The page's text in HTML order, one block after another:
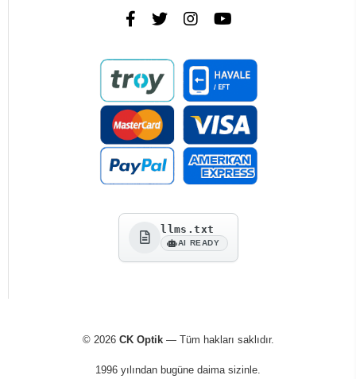
llms.txt
AI READY
© 2026 CK Optik— Tüm hakları saklıdır.
1996 yılından bugüne daima sizinle.